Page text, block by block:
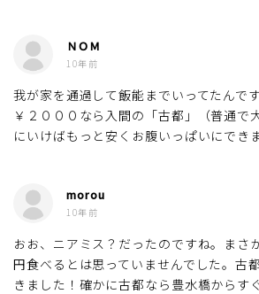
ＮＯＭ
10年前
我が家を通過して飯能までいってたんで
￥２０００なら入間の「古都」（普通で
にいけばもっと安くお腹いっぱいにでき
morou
10年前
おお、ニアミス？だったのですね。まさ
円食べるとは思っていませんでした。古
きました！確かに古都なら豊水橋からす